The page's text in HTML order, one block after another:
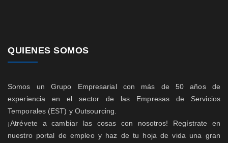
QUIENES SOMOS
Somos un Grupo Empresarial con más de 50 años de
experiencia en el sector de las Empresas de Servicios
Temporales (EST) y Outsourcing.
¡Atrévete a cambiar las cosas con nosotros! Regístrate en
nuestro portal de empleo y haz de tu hoja de vida una gran